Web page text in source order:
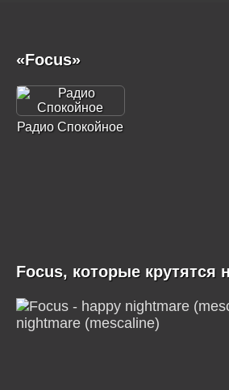
«Focus»
Радио Спокойное
Focus, которые крутятся
nightmare (mescaline)